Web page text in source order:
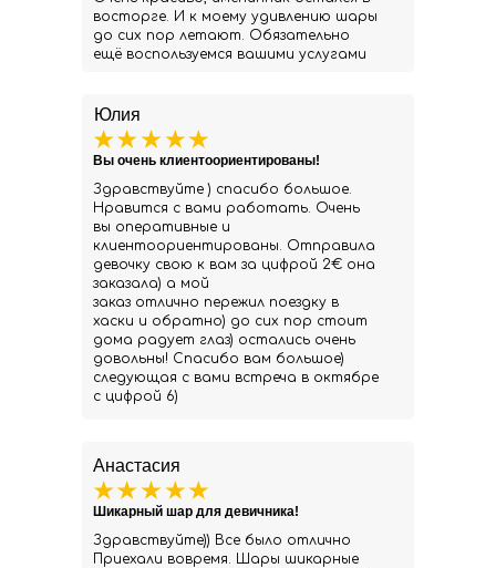
Юлия
Здравствуйте ) спасибо большое.
Нравится с вами работать. Очень
вы оперативные и
клиентоориентированы. Отправила
девочку свою к вам за цифрой 2€ она
заказала) а мой
заказ отлично пережил поездку в
хаски и обратно) до сих пор стоит
дома радует глаз) остались очень
довольны! Спасибо вам большое)
следующая с вами встреча в октябре
с цифрой 6)
Вы очень клиентоориентированы!
Анастасия
Здравствуйте)) Все было отлично
Приехали вовремя. Шары шикарные
Шикарный шар для девичника!
восторге. И к моему удивлению шары
до сих пор летают. Обязательно
ещё воспользуемся вашими услугами